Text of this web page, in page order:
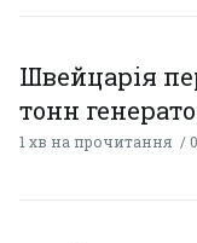
Швейцарія
тонн
1 хв на прочитання